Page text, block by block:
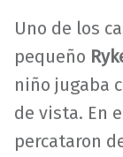
Uno de los
pequeño
niño jugaba
de vista. En
percataron